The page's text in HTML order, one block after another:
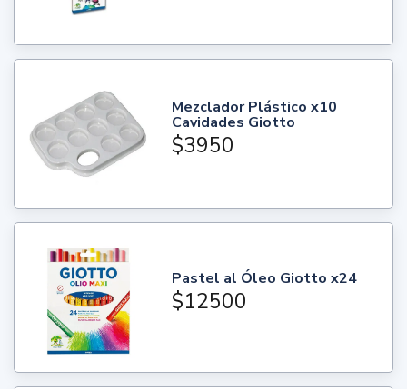
Mezclador Plástico x10
Cavidades Giotto
$3950
Pastel al Óleo Giotto x24
$12500